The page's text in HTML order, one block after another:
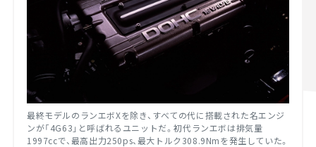
最終モデルのランエボXを除き、すべての代に搭載された名エンジ
ンが「4G63」と呼ばれるユニットだ。初代ランエボは排気量
1997ccで、最高出力250ps、最大トルク308.9Nmを発生していた。